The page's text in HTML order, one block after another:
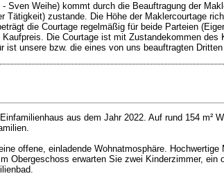
Sven Weihe) kommt durch die Beauftragung der
Tätigkeit) zustande. Die Höhe der Maklercourtage
die Courtage regelmäßig für beide Parteien
Die Courtage ist mit Zustandekommen des
unsere bzw. die eines von uns beauftragten
aus dem Jahr 2022. Auf rund 154 m²
offene, einladende Wohnatmosphäre.
Obergeschoss erwarten Sie zwei Kinderzimmer, ein